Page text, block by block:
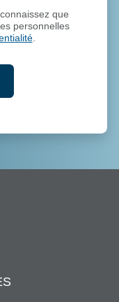
que
personnelles
.
VOS